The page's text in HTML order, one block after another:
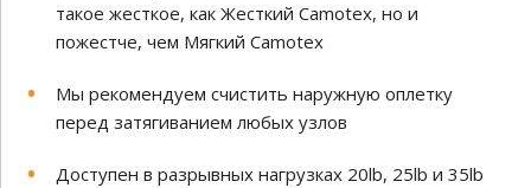
такое жесткое, как Жесткий Camotex, но и
пожестче, чем Мягкий Camotex
Мы рекомендуем счистить наружную оплетку
перед затягиванием любых узлов
Доступен в разрывных нагрузках 20lb, 25lb и 35lb